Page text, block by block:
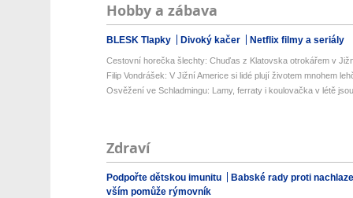
Hobby a zábava
BLESK Tlapky Divoký kačer Netflix filmy a seriály
Cestovní horečka šlechty: Chuďas z Klatovska otrokářem v
Filip Vondrášek: V Jižní Americe si lidé plují životem mnohem
Osvěžení ve Schladmingu: Lamy, ferraty i koulovačka v létě
Zdraví
Podpořte dětskou imunitu
Babské rady proti
vším pomůže rýmovník